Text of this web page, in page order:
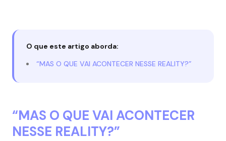
O que este artigo aborda:
“MAS O QUE VAI ACONTECER NESSE REALITY?”
“MAS O QUE VAI ACONTECER
NESSE REALITY?”